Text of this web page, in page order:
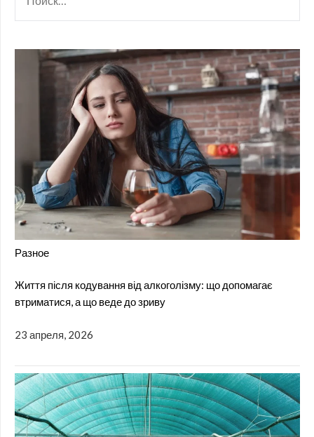
Разное
Життя після кодування від алкоголізму: що допомагає
втриматися, а що веде до зриву
23 апреля, 2026